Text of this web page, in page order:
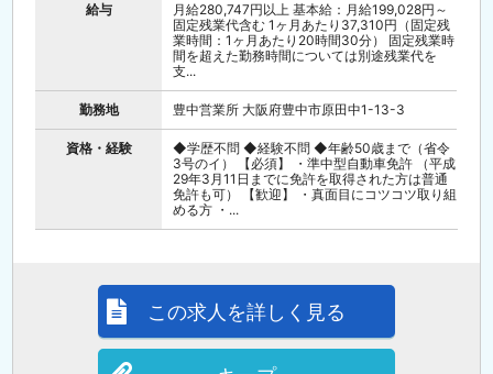
給与
月給280,747円以上 基本給：月給199,028円～
固定残業代含む 1ヶ月あたり37,310円（固定残
業時間：1ヶ月あたり20時間30分） 固定残業時
間を超えた勤務時間については別途残業代を
支...
勤務地 豊中営業所 大阪府豊中市原田中1-13-3
資格・経験
◆学歴不問 ◆経験不問 ◆年齢50歳まで（省令
3号のイ） 【必須】 ・準中型自動車免許 （平成
29年3月11日までに免許を取得された方は普通
免許も可） 【歓迎】 ・真面目にコツコツ取り組
める方 ・...
この求人を詳しく見る